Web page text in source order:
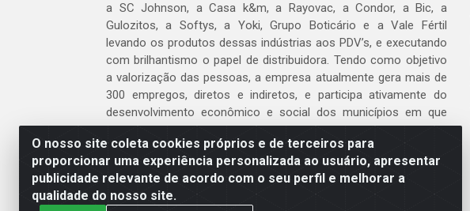
O nosso site coleta cookies próprios e de terceiros para
proporcionar uma experiência personalizada ao usuário, apresentar
publicidade relevante de acordo com o seu perfil e melhorar a
qualidade do nosso site.
a SC Johnson, a Casa k&m, a Rayovac, a Condor, a Bic, a
Gulozitos, a Softys, a Yoki, Grupo Boticário e a Vale Fértil
levando os produtos dessas indústrias aos PDV’s, e executando
com brilhantismo o papel de distribuidora. Tendo como objetivo
a valorização das pessoas, a empresa atualmente gera mais de
300 empregos, diretos e indiretos, e participa ativamente do
desenvolvimento econômico e social dos municípios em que
atua.
Venha fazer parte do nosso time!
Clique aqui